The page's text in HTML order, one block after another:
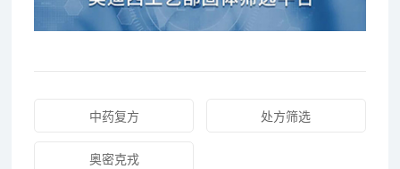
中药复方 处方筛选
奥密克戎